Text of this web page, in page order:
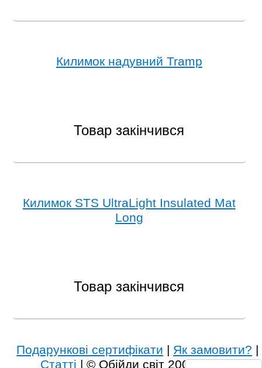
Килимок надувний Tramp
Товар закінчився
Килимок STS UltraLight Insulated Mat
Long
Товар закінчився
Подарункові сертифікати | Як замовити? |
Статті | © Обійди світ 2003 - 2026